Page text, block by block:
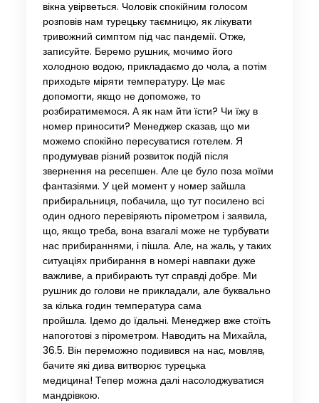
вікна увірветься. Чоловік спокійним голосом
розповів нам турецьку таємницю, як лікувати
тривожний симптом під час пандемії. Отже,
записуйте. Беремо рушник, мочимо його
холодною водою, прикладаємо до чола, а потім
приходьте міряти температуру. Це має
допомогти, якщо не допоможе, то
розбиратимемося. А як нам йти їсти? Чи їжу в
номер приносити? Менеджер сказав, що ми
можемо спокійно пересуватися готелем. Я
продумував різний розвиток подій після
звернення на ресепшен. Але це було поза моїми
фантазіями. У цей момент у номер зайшла
прибиральниця, побачила, що тут посилено всі
один одного перевіряють пірометром і заявила,
що, якщо треба, вона взагалі може не турбувати
нас прибираннями, і пішла. Але, на жаль, у таких
ситуаціях прибирання в номері навпаки дуже
важливе, а прибирають тут справді добре. Ми
рушник до голови не прикладали, але буквально
за кілька годин температура сама
пройшла. Ідемо до їдальні. Менеджер вже стоїть
напоготові з пірометром. Наводить на Михайла,
36.5. Він переможно подивився на нас, мовляв,
бачите які дива витворює турецька
медицина! Тепер можна далі насолоджуватися
мандрівкою.